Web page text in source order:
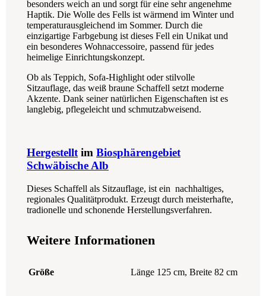
besonders weich an und sorgt für eine sehr angenehme
Haptik. Die Wolle des Fells ist wärmend im Winter und
temperaturausgleichend im Sommer. Durch die
einzigartige Farbgebung ist dieses Fell ein Unikat und
ein besonderes Wohnaccessoire, passend für jedes
heimelige Einrichtungskonzept.
Ob als Teppich, Sofa-Highlight oder stilvolle
Sitzauflage, das weiß braune Schaffell setzt moderne
Akzente. Dank seiner natürlichen Eigenschaften ist es
langlebig, pflegeleicht und schmutzabweisend.
Hergestellt im Biosphärengebiet
Schwäbische Alb
Dieses Schaffell als Sitzauflage, ist ein nachhaltiges,
regionales Qualitätprodukt. Erzeugt durch meisterhafte,
tradionelle und schonende Herstellungsverfahren.
Weitere Informationen
Größe Länge 125 cm, Breite 82 cm